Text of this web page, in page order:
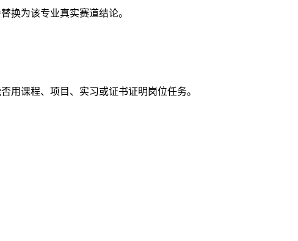
换为该专业真实赛道结论。
用课程、项目、实习或证书证明岗位任务。